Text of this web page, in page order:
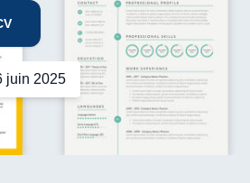
juin 2025